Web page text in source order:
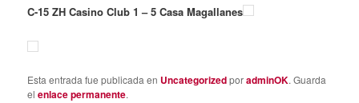
C-15 ZH Casino Club 1 – 5 Casa Magallanes
Esta entrada fue publicada en UncategorizedporadminOK. Guarda
elenlace permanente.